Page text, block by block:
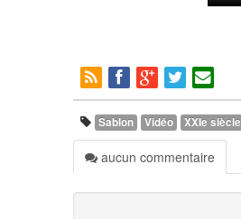
Sablon Vidéo XXIe siècle
aucun commentaire